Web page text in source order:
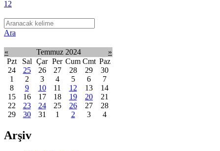
1 2
Ara
« Temmuz 2024
»
Pzt
Sal Çar Per Cum Cmt Paz
24
25 26 27 28 29
30
1
2 3 4 5 6
7
8
9 10 11 12 13
14
15
16 17 18 19 20
21
22
23 24 25 26 27
28
29
30 31 1 2 3 4
Arşiv